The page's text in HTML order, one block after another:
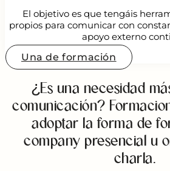
El objetivo es que tengáis
propios para comunicar con
apoyo externo
Una de formación
¿Es una necesidad
comunicación?
adoptar la forma de
company presencial u
charla.